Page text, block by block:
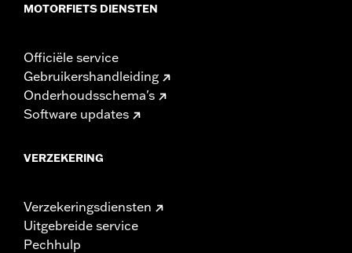
MOTORFIETS DIENSTEN
Officiële service
Gebruikershandleiding
Onderhoudsschema's
Software updates
VERZEKERING
Verzekeringsdiensten
Uitgebreide service
Pechhulp